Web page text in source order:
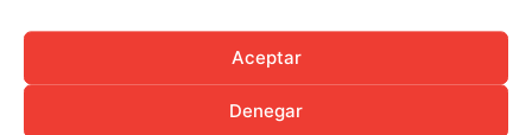
Aceptar
Denegar